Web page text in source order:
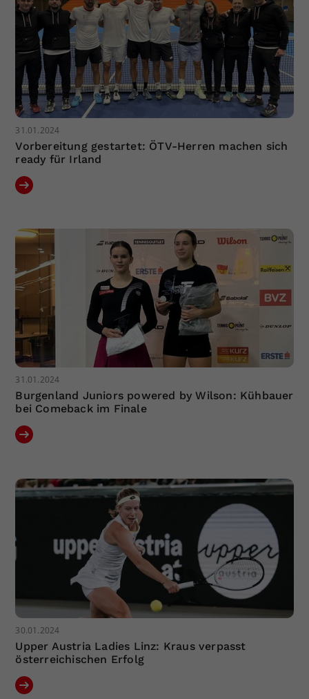
31.01.2024
Vorbereitung gestartet: ÖTV-Herren machen sich
ready für Irland
31.01.2024
Burgenland Juniors powered by Wilson: Kühbauer
bei Comeback im Finale
30.01.2024
Upper Austria Ladies Linz: Kraus verpasst
österreichischen Erfolg